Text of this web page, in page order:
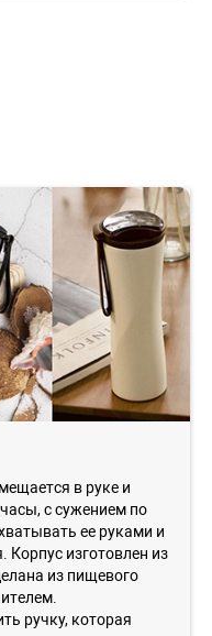
в руке и
с сужением по
ее руками и
изготовлен из
из пищевого
ручку, которая